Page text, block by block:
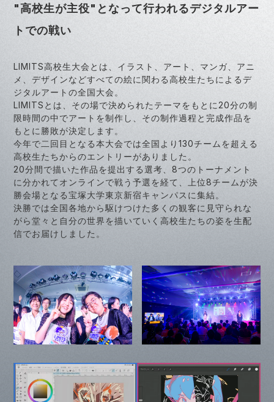
"高校生が主役"となって行われるデジタルアー
トでの戦い
LIMITS高校生大会とは、イラスト、アート、マンガ、アニ
メ、デザインなどすべての絵に関わる高校生たちによるデ
ジタルアートの全国大会。
LIMITSとは、その場で決められたテーマをもとに20分の制
限時間の中でアートを制作し、その制作過程と完成作品を
もとに勝敗が決定します。
今年で二回目となる本大会では全国より130チームを超える
高校生たちからのエントリーがありました。
20分間で描いた作品を提出する選考、8つのトーナメント
に分かれてオンラインで戦う予選を経て、上位8チームが決
勝会場となる宝塚大学東京新宿キャンパスに集結。
決勝では全国各地から駆けつけた多くの観客に見守られな
がら堂々と自分の世界を描いていく高校生たちの姿を生配
信でお届けしました。